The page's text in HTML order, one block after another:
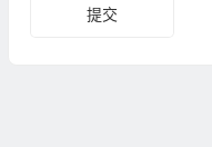
提交